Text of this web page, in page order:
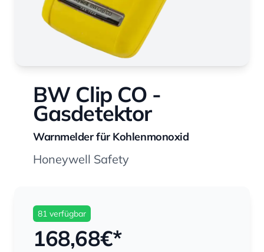
BW Clip CO -
Gasdetektor
Warnmelder für Kohlenmonoxid
Honeywell Safety
81 verfügbar
168,68€*